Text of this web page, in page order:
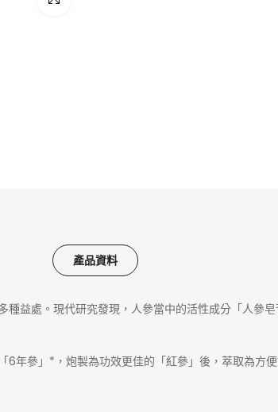
Huons Nature
981 Jinak-ro, Geumsan-eup
韓國製造・GMP認證
產品資料
益處。現代研究發現，人參當中的活性成分「人參
6年參」*，炮製為功效更佳的「紅參」後，萃取為方